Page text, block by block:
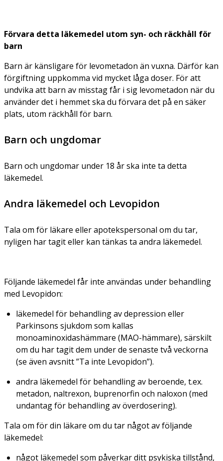
Förvara detta läkemedel utom syn- och räckhåll för
barn
Barn är känsligare för levometadon än vuxna. Därför kan
förgiftning uppkomma vid mycket låga doser. För att
undvika att barn av misstag får i sig levometadon när du
använder det i hemmet ska du förvara det på en säker
plats, utom räckhåll för barn.
Barn och ungdomar
Barn och ungdomar under 18 år ska inte ta detta
läkemedel.
Andra läkemedel och Levopidon
Tala om för läkare eller apotekspersonal om du tar,
nyligen har tagit eller kan tänkas ta andra läkemedel.
Följande läkemedel får inte användas under behandling
med Levopidon:
läkemedel för behandling av depression eller
Parkinsons sjukdom som kallas
monoaminoxidashämmare (MAO-hämmare), särskilt
om du har tagit dem under de senaste två veckorna
(se även avsnitt ”Ta inte Levopidon”).
andra läkemedel för behandling av beroende, t.ex.
metadon, naltrexon, buprenorfin och naloxon (med
undantag för behandling av överdosering).
Tala om för din läkare om du tar något av följande
läkemedel:
något läkemedel som påverkar ditt psykiska tillstånd,